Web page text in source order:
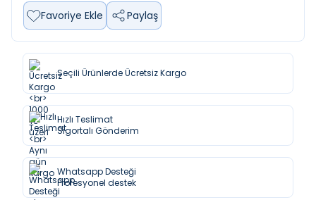
Favoriye Ekle Paylaş
Seçili Ürünlerde Ücretsiz Kargo
Hızlı Teslimat
Sigortalı Gönderim
Whatsapp Desteği
Profesyonel destek